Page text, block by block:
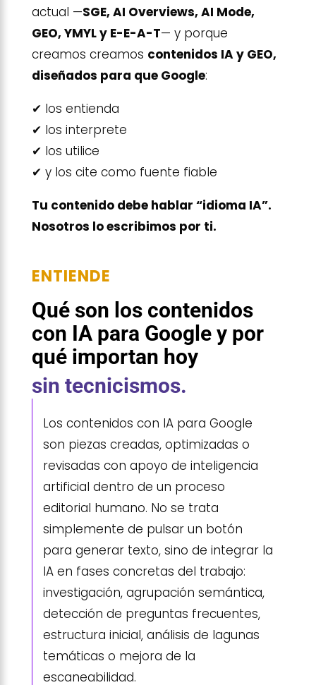
actual —SGE, AI Overviews, AI Mode,
GEO, YMYL y E-E-A-T— y porque
creamos creamos contenidos IA y GEO,
diseñados para que Google:
✔ los entienda
✔ los interprete
✔ los utilice
✔ y los cite como fuente fiable
Tu contenido debe hablar “idioma IA”.
Nosotros lo escribimos por ti.
ENTIENDE
Qué son los contenidos
con IA para Google y por
qué importan hoy
sin tecnicismos.
Los contenidos con IA para Google
son piezas creadas, optimizadas o
revisadas con apoyo de inteligencia
artificial dentro de un proceso
editorial humano. No se trata
simplemente de pulsar un botón
para generar texto, sino de integrar la
IA en fases concretas del trabajo:
investigación, agrupación semántica,
detección de preguntas frecuentes,
estructura inicial, análisis de lagunas
temáticas o mejora de la
escaneabilidad.